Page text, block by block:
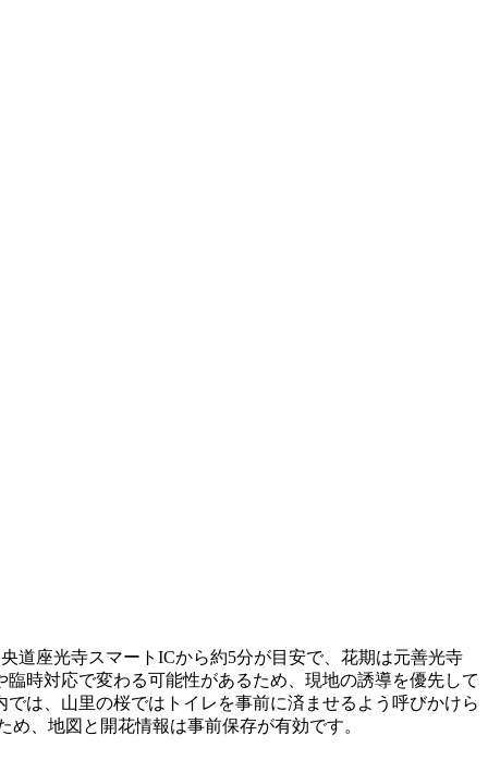
道座光寺スマートICから約5分が目安で、花期は元善光寺
時対応で変わる可能性があるため、現地の誘導を優先して
は、山里の桜ではトイレを事前に済ませるよう呼びかけら
、地図と開花情報は事前保存が有効です。